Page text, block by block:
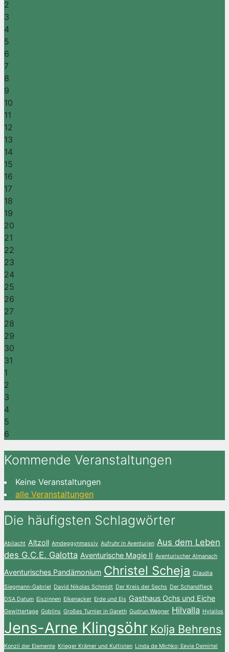
2
3
4
5
6
7
8
9
10
11
12
13
14
15
16
17
18
19
20
21
22
23
24
25
26
27
28
29
30
31
1
2
3
4
5
6
Kommende Veranstaltungen
Keine Veranstaltungen
alle Veranstaltungen
Die häufigsten Schlagwörter
Abilacht Altzoll Amdeggynmassiv Aufruhr in Aventurien Aus dem Leben
des G.C.E. Galotta Aventurische Magie II Aventurischer Almanach
Aventurisches Pandämonium Christel Scheja Claudia
Siegmann-Gabriel David Nikolas Schmidt Der Kreis der Sechs Der Schandfleck
DSA Datum Eiszinnen Elkenacker Erde und Eis Gasthaus Ochs und Eiche
Gewittertage Goblins Großes Turnier in Gareth Gudrun Wagner Hilvalla Hylailos
Jens-Arne Klingsöhr Kolja Behrens
Konzil der Elemente Krieger Krämer und Kultisten Linda de Michko; Eevie Demirtel